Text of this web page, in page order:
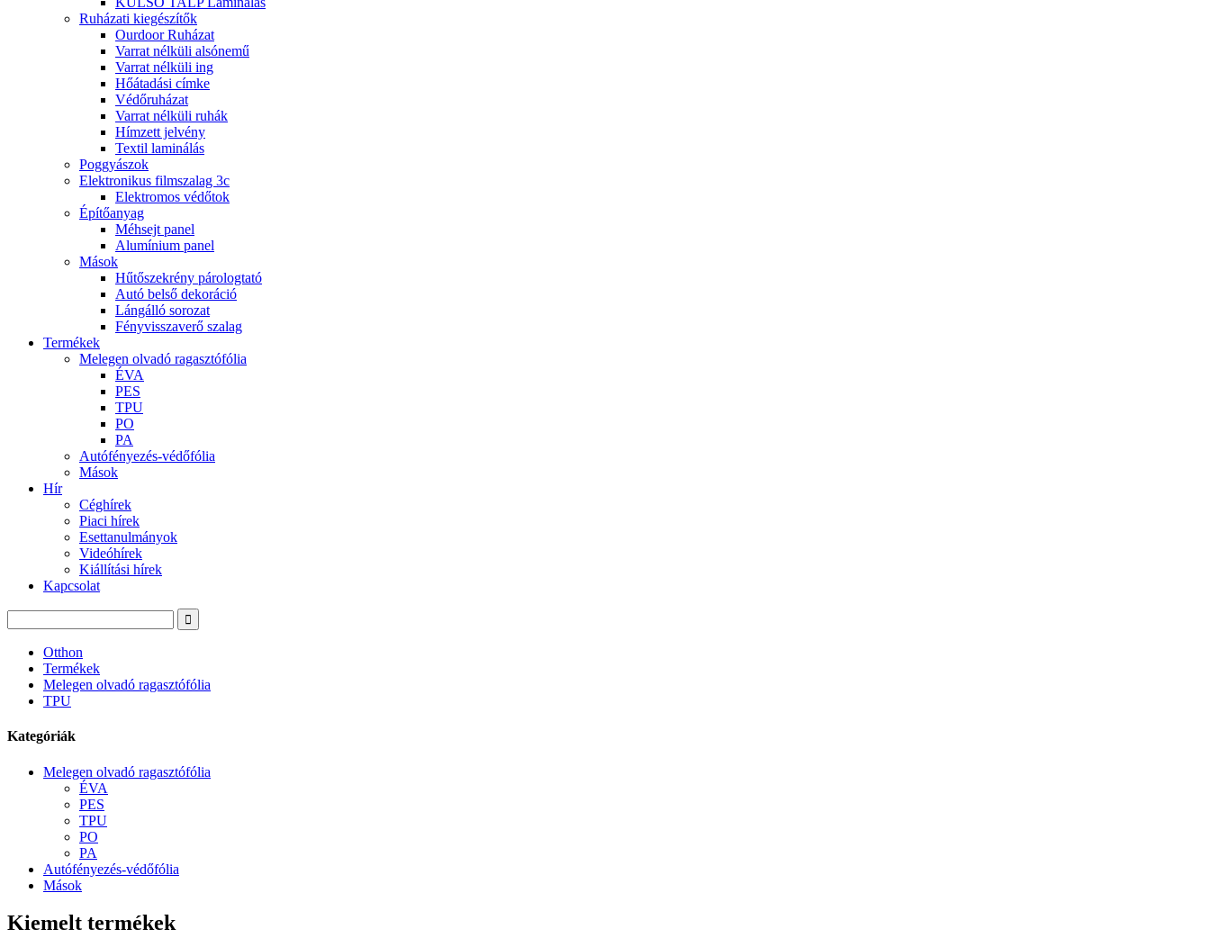
Ruházati kiegészítők
Ourdoor Ruházat
Varrat nélküli alsónemű
Varrat nélküli ing
Hőátadási címke
Védőruházat
Varrat nélküli ruhák
Hímzett jelvény
Textil laminálás
Poggyászok
Elektronikus filmszalag 3c
Elektromos védőtok
Építőanyag
Méhsejt panel
Alumínium panel
Mások
Hűtőszekrény párologtató
Autó belső dekoráció
Lángálló sorozat
Fényvisszaverő szalag
Termékek
Melegen olvadó ragasztófólia
ÉVA
PES
TPU
PO
PA
Autófényezés-védőfólia
Mások
Hír
Céghírek
Piaci hírek
Esettanulmányok
Videóhírek
Kiállítási hírek
Kapcsolat
Otthon
Termékek
Melegen olvadó ragasztófólia
TPU
Kategóriák
Melegen olvadó ragasztófólia
ÉVA
PES
TPU
PO
PA
Autófényezés-védőfólia
Mások
Kiemelt termékek